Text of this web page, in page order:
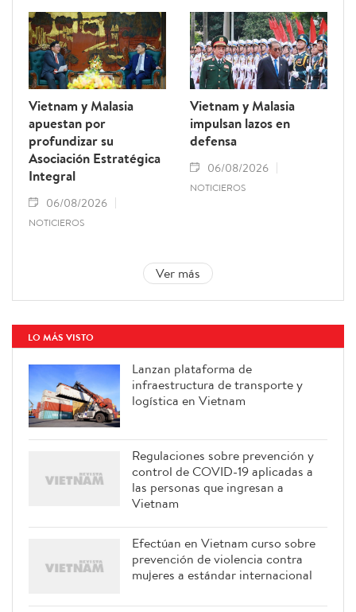
Vietnam y Malasia
apuestan por
profundizar su
Asociación Estratégica
Integral
06/08/2026
NOTICIEROS
Vietnam y Malasia
impulsan lazos en
defensa
06/08/2026
NOTICIEROS
Ver más
LO MÁS VISTO
Lanzan plataforma de
infraestructura de transporte y
logística en Vietnam
Regulaciones sobre prevención y
control de COVID-19 aplicadas a
las personas que ingresan a
Vietnam
Efectúan en Vietnam curso sobre
prevención de violencia contra
mujeres a estándar internacional